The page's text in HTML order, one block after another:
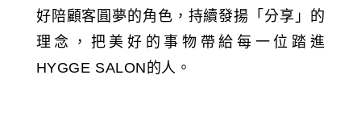
好陪顧客圓夢的角色，持續發揚「分享」的
理念，把美好的事物帶給每一位踏進
HYGGE SALON的人。